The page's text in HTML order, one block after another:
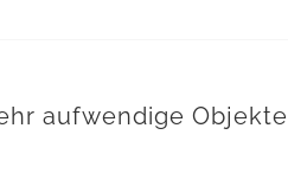
aufwendige Objekte